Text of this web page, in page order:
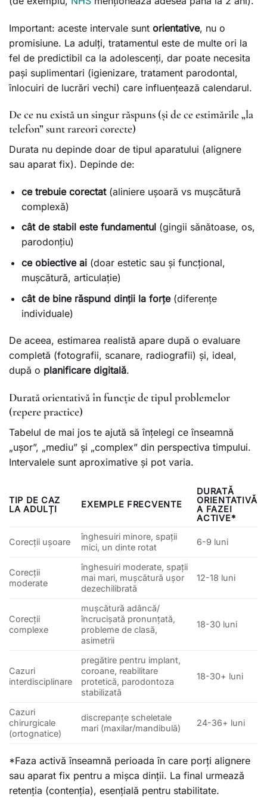
Important: aceste intervale sunt orientative, nu o
promisiune. La adulți, tratamentul este de multe ori la
fel de predictibil ca la adolescenți, dar poate necesita
pași suplimentari (igienizare, tratament parodontal,
înlocuiri de lucrări vechi) care influențează calendarul.
De ce nu există un singur răspuns (și de ce estimările „la
telefon” sunt rareori corecte)
Durata nu depinde doar de tipul aparatului (alignere
sau aparat fix). Depinde de:
ce trebuie corectat(aliniere ușoară vs mușcătură
complexă)
cât de stabil este fundamentul(gingii sănătoase, os,
parodonțiu)
ce obiective ai(doar estetic sau și funcțional,
mușcătură, articulație)
cât de bine răspund dinții la forțe(diferențe
individuale)
De aceea, estimarea realistă apare după o evaluare
completă (fotografii, scanare, radiografii) și, ideal,
după o planificare digitală.
Durată orientativă în funcție de tipul problemelor
(repere practice)
Tabelul de mai jos te ajută să înțelegi ce înseamnă
„ușor”, „mediu” și „complex” din perspectiva timpului.
Intervalele sunt aproximative și pot varia.
TIP DE CAZ
LA ADULȚI
EXEMPLE FRECVENTE
DURATĂ
ORIENTATIVĂ
A FAZEI
ACTIVE*
Corecții ușoare
înghesuiri minore, spații
mici, un dinte rotat
6-9 luni
Corecții
moderate
înghesuiri moderate, spații
mai mari, mușcătură ușor
dezechilibrată
12-18 luni
Corecții
complexe
mușcătură adâncă/
încrucișată pronunțată,
probleme de clasă,
asimetrii
18-30 luni
Cazuri
interdisciplinare
pregătire pentru implant,
coroane, reabilitare
protetică, parodontoza
stabilizată
18-30+ luni
Cazuri
chirurgicale
(ortognatice)
discrepanțe scheletale
mari (maxilar/mandibulă)
24-36+ luni
*Faza activă înseamnă perioada în care porți alignere
sau aparat fix pentru a mișca dinții. La final urmează
retenția (contenția), esențială pentru stabilitate.